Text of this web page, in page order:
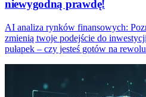
niewygodną prawdę!
AI analiza rynków finansowych:
zmienią twoje podejście do
pułapek – czy jesteś gotów na